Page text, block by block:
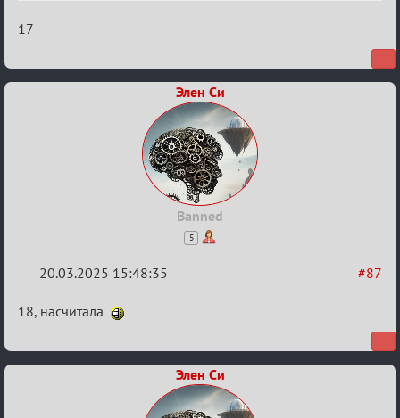
Re:
№50
17
Элен Си
Banned
5
#87
20.03.2025 15:48:35
Re:
№50
18, насчитала
Элен Си